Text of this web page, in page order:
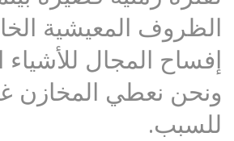
الظروف المعيشية
إفساح المجال للأشياء
ونحن نعطي المخازن
للسبب.